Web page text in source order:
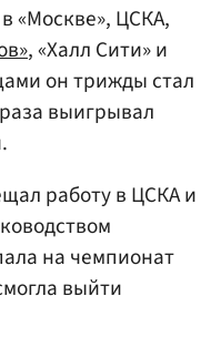
«Москве», ЦСКА,
, «Халл Сити» и
он трижды стал
выигрывал
работу в ЦСКА и
на чемпионат
выйти